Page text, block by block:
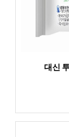
대신